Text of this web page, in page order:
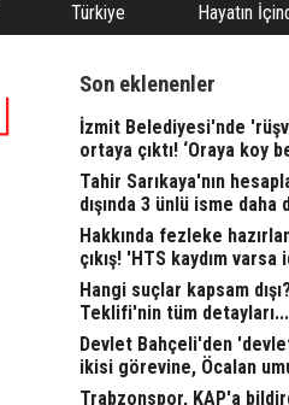
Türkiye Hayatın
Son eklenenler
İzmit Belediyesi'nde
ortaya çıktı! ‘Oraya koy
Tahir Sarıkaya'nın
dışında 3 ünlü isme
Hakkında fezleke
çıkış! 'HTS kaydım varsa
Hangi suçlar kapsam
Teklifi'nin tüm detayları...
Devlet Bahçeli'den
ikisi görevine, Öcalan
Trabzonspor, KAP'a